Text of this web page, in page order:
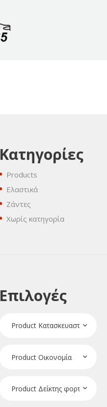
Κατηγορίες
Products
Ελαστικά
Ζάντες
Χωρίς κατηγορία
Επιλογές